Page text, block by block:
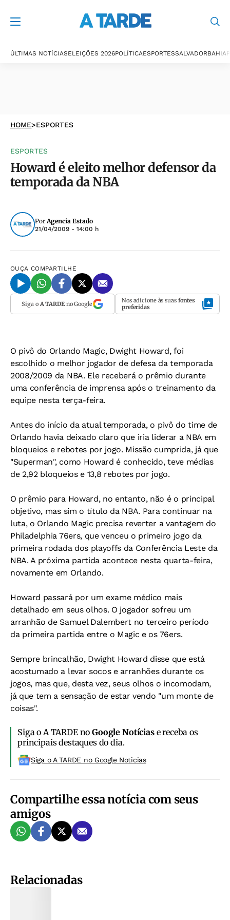
ÚLTIMAS NOTÍCIASELEIÇÕES 2026POLÍTICAESPORTESSALVADORBAHIA
HOME>ESPORTES
ESPORTES
Howard é eleito melhor defensor da
temporada da NBA
PorAgencia Estado
21/04/2009 - 14:00 h
OUÇA COMPARTILHE
Siga o A TARDEno Google Nos adicione às suas fontes
preferidas
O pivô do Orlando Magic, Dwight Howard, foi
escolhido o melhor jogador de defesa da temporada
2008/2009 da NBA. Ele receberá o prêmio durante
uma conferência de imprensa após o treinamento da
equipe nesta terça-feira.
Antes do início da atual temporada, o pivô do time de
Orlando havia deixado claro que iria liderar a NBA em
bloqueios e rebotes por jogo. Missão cumprida, já que
"Superman", como Howard é conhecido, teve médias
de 2,92 bloqueios e 13,8 rebotes por jogo.
O prêmio para Howard, no entanto, não é o principal
objetivo, mas sim o título da NBA. Para continuar na
luta, o Orlando Magic precisa reverter a vantagem do
Philadelphia 76ers, que venceu o primeiro jogo da
primeira rodada dos playoffs da Conferência Leste da
NBA. A próxima partida acontece nesta quarta-feira,
novamente em Orlando.
Howard passará por um exame médico mais
detalhado em seus olhos. O jogador sofreu um
arranhão de Samuel Dalembert no terceiro período
da primeira partida entre o Magic e os 76ers.
Sempre brincalhão, Dwight Howard disse que está
acostumado a levar socos e arranhões durante os
jogos, mas que, desta vez, seus olhos o incomodam,
já que tem a sensação de estar vendo "um monte de
coisas".
Siga o A TARDE noGoogle Notíciase receba os
principais destaques do dia.
Siga o A TARDE no Google Noticias
Compartilhe essa notícia com seus
amigos
Relacionadas